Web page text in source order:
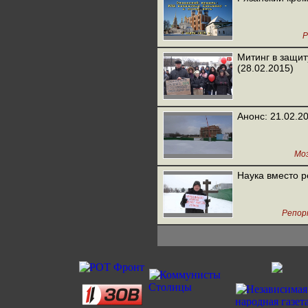
Митинг в
(28.02.2015)
Анонс:
Наука вместо